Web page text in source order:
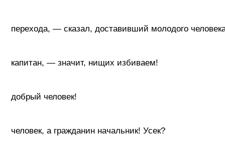
перехода, — сказал, доставивший молодого
капитан, — значит, нищих избиваем!
добрый человек!
человек, а гражданин начальник! Усек?